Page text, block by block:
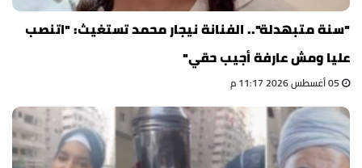
"سنة متبهدلة".. الفنانة نيجار محمد تستغيث: "اتنصب
عليا ومش عارفة أجيب حقي"